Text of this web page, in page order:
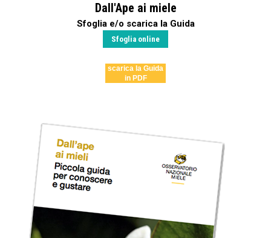
Dall'Ape ai miele
Sfoglia e/o scarica la Guida
Sfoglia online
scarica la Guida
in PDF